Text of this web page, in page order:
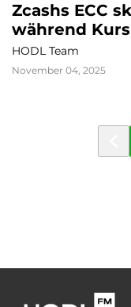
Zcashs ECC
während
HODL Team
November 04, 2025